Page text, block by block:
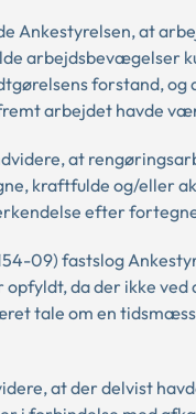
Ankestyrelsen, at
arbejdsbevægelser
forstand,
arbejdet havde
at
kraftfulde og/eller
efter
09) fastslog
da der ikke
tale om en
at der delvist